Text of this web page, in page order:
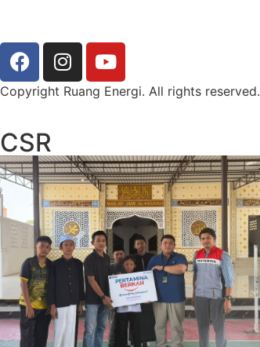
Copyright Ruang Energi. All rights reserved.
CSR